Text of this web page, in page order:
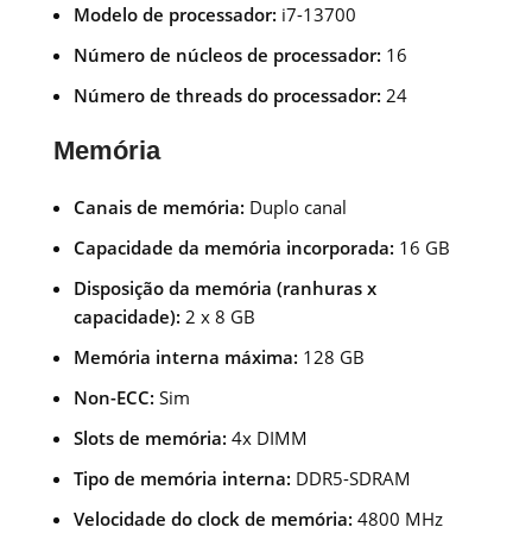
Modelo de processador: i7-13700
Número de núcleos de processador: 16
Número de threads do processador: 24
Memória
Canais de memória: Duplo canal
Capacidade da memória incorporada: 16 GB
Disposição da memória (ranhuras x
capacidade): 2 x 8 GB
Memória interna máxima: 128 GB
Non-ECC: Sim
Slots de memória: 4x DIMM
Tipo de memória interna: DDR5-SDRAM
Velocidade do clock de memória: 4800 MHz